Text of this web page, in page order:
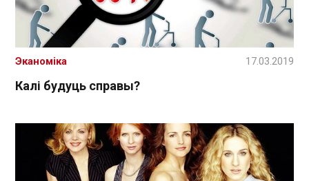
Калі будуць справы?
Эканоміка 17.03.2019